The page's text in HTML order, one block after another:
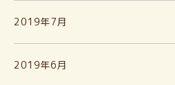
2019年7月
2019年6月